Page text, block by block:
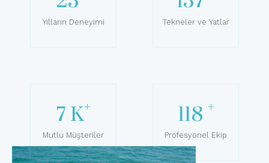
Yılların Deneyimi Tekneler ve Yatlar
7.5K
Mutlu Müşteriler
127 +
Profesyonel Ekip